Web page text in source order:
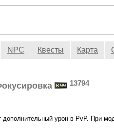
NPC Квесты Карта
13794
урон в PvP. При